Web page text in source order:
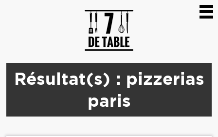
Résultat(s) : pizzerias
paris